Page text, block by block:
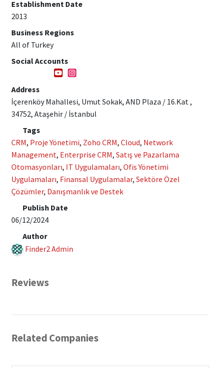
Establishment Date
2013
Business Regions
All of Turkey
Social Accounts
Address
İçerenköy Mahallesi, Umut Sokak, AND Plaza / 16.Kat ,
34752, Ataşehir / İstanbul
Tags
CRM, Proje Yönetimi, Zoho CRM, Cloud, Network
Management, Enterprise CRM, Satış ve Pazarlama
Otomasyonları, IT Uygulamaları, Ofis Yönetimi
Uygulamaları, Finansal Uygulamalar, Sektöre Özel
Çözümler, Danışmanlık ve Destek
Publish Date
06/12/2024
Author
Finder2 Admin
Reviews
Related Companies